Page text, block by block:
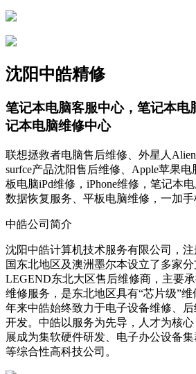
沈阳中皓精修
笔记本电脑客服中心，笔记本电
记本电脑维修中心
联想拯救者电脑售后维修、外星人
surfce产品沈阳售后维修、Apple苹果
板电脑iPd维修，iPhone维修，笔记本
数据恢复服务、平板电脑维修，一加手
中皓公司简介
沈阳中皓计算机技术服务有限公司，注
国东北地区及澳洲墨尔本设立了多家
LEGEND东北大区售后维修商，主要
维修服务，是东北地区具有“芯片级”
年来中皓始终致力于电子设备维修、
开发。中皓以服务为先导，人才为核
展成为集软硬件研发、电子办公设备
等综合性高科技公司。